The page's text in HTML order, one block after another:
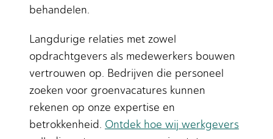
behandelen.
Langdurige relaties met zowel
opdrachtgevers als medewerkers bouwen
vertrouwen op. Bedrijven die personeel
zoeken voor groenvacatures kunnen
rekenen op onze expertise en
betrokkenheid. Ontdek hoe wij werkgevers